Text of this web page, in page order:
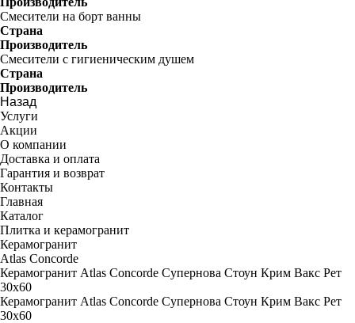
Смесители на борт ванны
Страна
Производитель
Смесители с гигиеническим душем
Страна
Производитель
Назад
Услуги
Акции
О компании
Доставка и оплата
Гарантия и возврат
Контакты
Главная
Каталог
Плитка и керамогранит
Керамогранит
Atlas Concorde
Керамогранит Atlas Concorde Супернова Стоун Крим Вакс Рет
30х60
Керамогранит Atlas Concorde Супернова Стоун Крим Вакс Рет
30х60